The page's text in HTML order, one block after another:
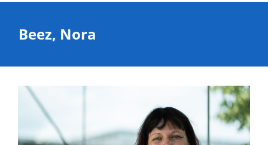
Beez, Nora